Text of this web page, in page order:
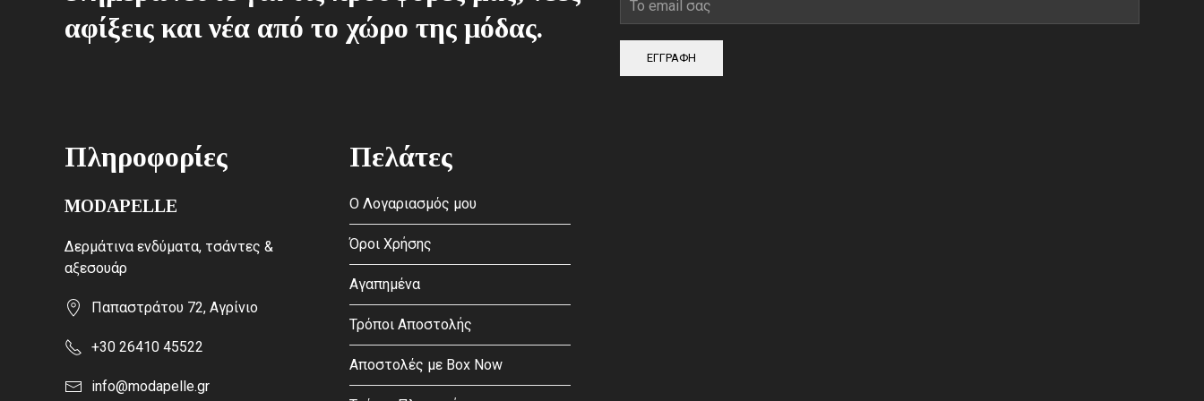
αφίξεις και νέα από το χώρο της μόδας.
ΕΓΓΡΑΦΗ
Πληροφορίες
MODAPELLE
Δερμάτινα ενδύματα, τσάντες &
αξεσουάρ
Παπαστράτου 72, Αγρίνιο
+30 26410 45522
info@modapelle.gr
Πελάτες
Ο Λογαριασμός μου
Όροι Χρήσης
Αγαπημένα
Τρόποι Αποστολής
Αποστολές με Box Now